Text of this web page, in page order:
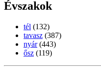
Évszakok
tél (132)
tavasz (387)
nyár (443)
ősz (119)